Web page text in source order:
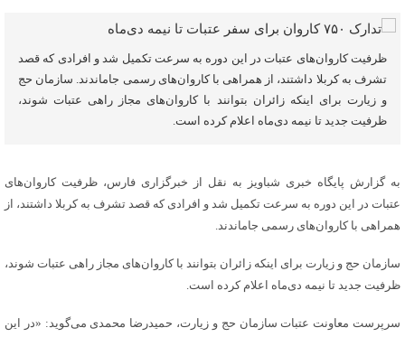
ظرفیت کاروان‌های عتبات در این دوره به سرعت تکمیل شد و افرادی که قصد
تشرف به کربلا داشتند، از همراهی با کاروان‌های رسمی جاماندند. سازمان حج
و زیارت برای اینکه زائران بتوانند با کاروان‌های مجاز راهی عتبات شوند،
ظرفیت جدید تا نیمه دی‌ماه اعلام کرده است.
به گزارش پایگاه خبری شباویز به نقل از خبرگزاری فارس، ظرفیت کاروان‌های
عتبات در این دوره به سرعت تکمیل شد و افرادی که قصد تشرف به کربلا داشتند، از
همراهی با کاروان‌های رسمی جاماندند.
سازمان حج و زیارت برای اینکه زائران بتوانند با کاروان‌های مجاز راهی عتبات شوند،
ظرفیت جدید تا نیمه دی‌ماه اعلام کرده است.
سرپرست معاونت عتبات سازمان حج و زیارت، حمیدرضا محمدی می‌گوید: «در این